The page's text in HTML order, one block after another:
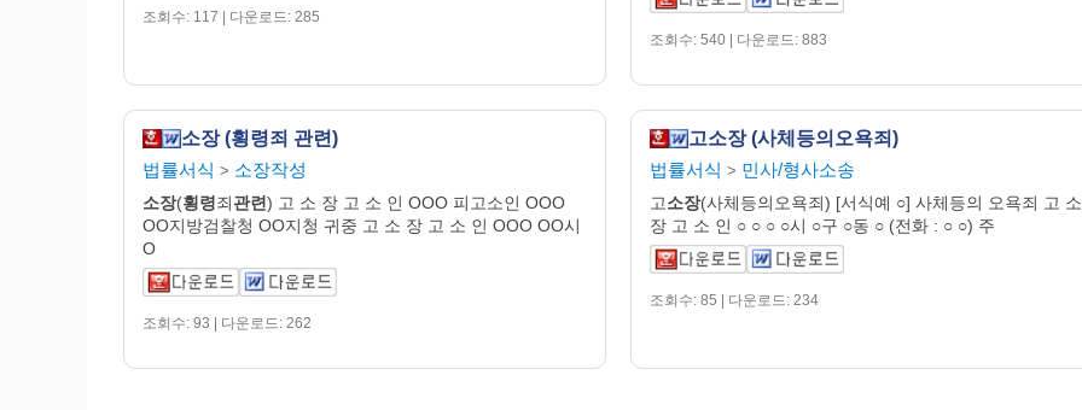
조회수: 117 | 다운로드: 285
조회수: 540 | 다운로드: 883
소장 (횡령죄 관련)
법률서식 > 소장작성
소장(횡령죄관련) 고 소 장 고 소 인 OOO 피고소인 OOO
OO지방검찰청 OO지청 귀중 고 소 장 고 소 인 OOO OO시
O
조회수: 93 | 다운로드: 262
고소장 (사체등의오욕죄)
법률서식 > 민사/형사소송
고소장(사체등의오욕죄) [서식예 ○] 사체등의 오욕죄 고 소
장 고 소 인 ○ ○ ○ ○시 ○구 ○동 ○ (전화 : ○ ○) 주
조회수: 85 | 다운로드: 234